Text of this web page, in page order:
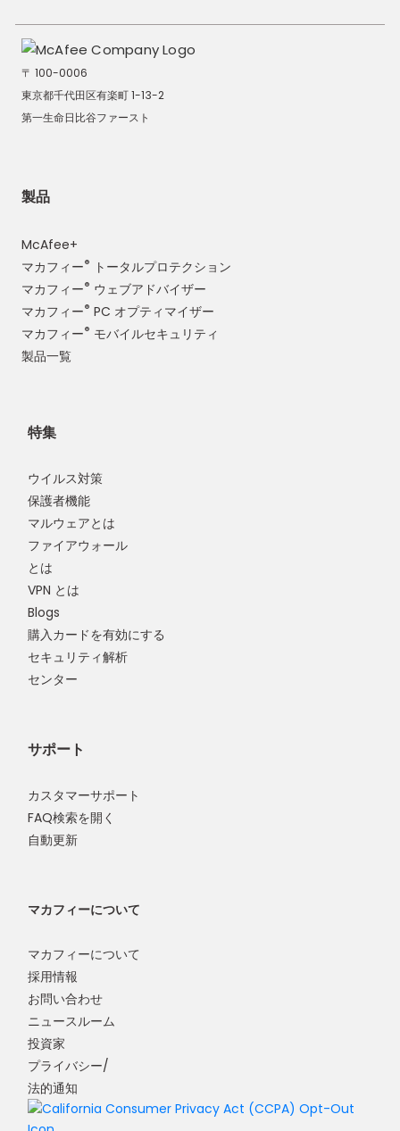
定を確認して、変更がないかを確認してください。 アカウントが別のア
カウントにリンクされている場合があることに注意する: たとえば、
Instagram に投稿した写真は、Facebook プロフィールに自動的に投稿
人用に、もう 1 つを仕事用にする場合に問題となる可能性があります。 ...
〒 100-0006
東京都千代田区有楽町 1-13-2
第一生命日比谷ファースト
製品
McAfee+
マカフィー®
トータルプロテクション
マカフィー® ウェブアドバイザー
マカフィー® PC オプティマイザー
マカフィー® モバイルセキュリティ
製品一覧
特集
ウイルス対策
保護者機能
マルウェアとは
ファイアウォール
とは
VPN とは
Blogs
購入カードを有効にする
セキュリティ解析
センター
サポート
カスタマーサポート
FAQ検索を開く
自動更新
マカフィーについて
マカフィーについて
採用情報
お問い合わせ
ニュースルーム
投資家
プライバシー/
法的通知